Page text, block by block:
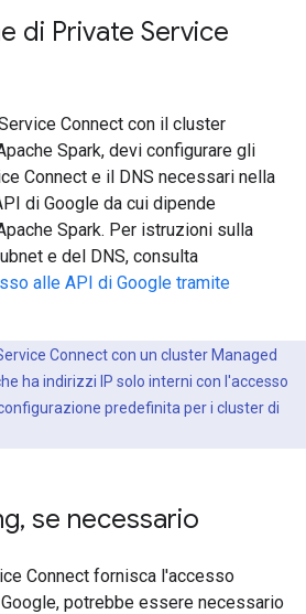
di Private Service
Connect con il cluster
Spark, devi configurare gli
Connect e il DNS necessari nella
di Google da cui dipende
Spark. Per istruzioni sulla
e del DNS, consulta
alle API di Google tramite
Connect con un cluster Managed
ha indirizzi IP solo interni con l'accesso
predefinita per i cluster di
, se necessario
Connect fornisca l'accesso
potrebbe essere necessario